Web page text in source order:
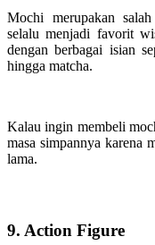
Mochi merupakan
selalu menjadi favorit
dengan berbagai isian
hingga matcha.
Kalau ingin membeli
masa simpannya karena
lama.
9. Action Figure